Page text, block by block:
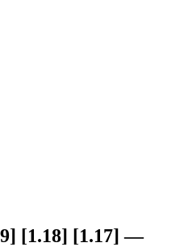
[1.18] [1.17] —